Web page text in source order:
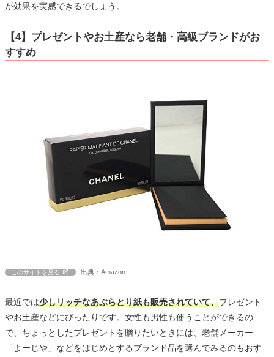
が効果を実感できるでしょう。
【4】プレゼントやお土産なら老舗・高級ブランドがお
すすめ
このサイトを見る 出典：Amazon
最近では少しリッチなあぶらとり紙も販売されていて、プレゼント
やお土産などにぴったりです。女性も男性も使うことができるの
で、ちょっとしたプレゼントを贈りたいときには、老舗メーカー
「よーじや」などをはじめとするブランド品を選んでみるのもおす